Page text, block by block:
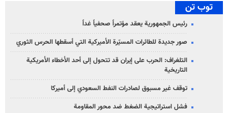
توب تن
رئيس الجمهورية يعقد مؤتمراً صحفياً غداً
صور جديدة للطائرات المسيّرة الأميركية التي أسقطها الحرس الثوري
التلغراف: الحرب على إيران قد تتحول إلى أحد الأخطاء الأمريكية
التاريخية
توقف غير مسبوق لصادرات النفط السعودي إلى أميركا
فشل استراتيجية الضغط ضد محور المقاومة